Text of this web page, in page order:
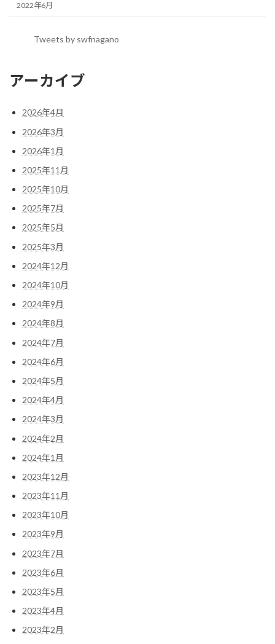
2022年6月
Tweets by swfnagano
アーカイブ
2026年4月
2026年3月
2026年1月
2025年11月
2025年10月
2025年7月
2025年5月
2025年3月
2024年12月
2024年10月
2024年9月
2024年8月
2024年7月
2024年6月
2024年5月
2024年4月
2024年3月
2024年2月
2024年1月
2023年12月
2023年11月
2023年10月
2023年9月
2023年7月
2023年6月
2023年5月
2023年4月
2023年2月